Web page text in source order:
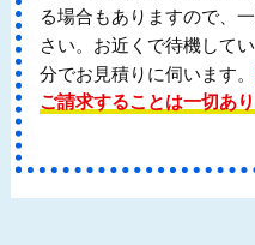
る場合もありますので、
さい。お近くで待機して
分でお見積りに伺います。
ご請求することは一切あ